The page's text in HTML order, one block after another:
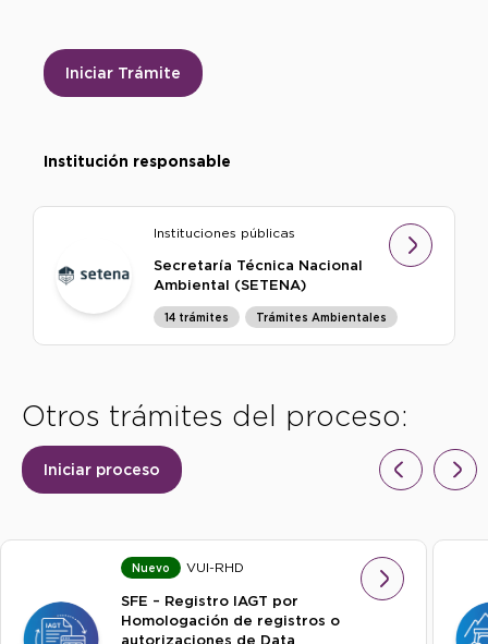
Iniciar Trámite
Institución responsable
Instituciones públicas
Secretaría Técnica Nacional
Ambiental (SETENA)
14 trámites Trámites Ambientales
Otros trámites del proceso:
Iniciar proceso
Nuevo VUI-RHD
SFE – Registro IAGT por
Homologación de registros o
autorizaciones de Data